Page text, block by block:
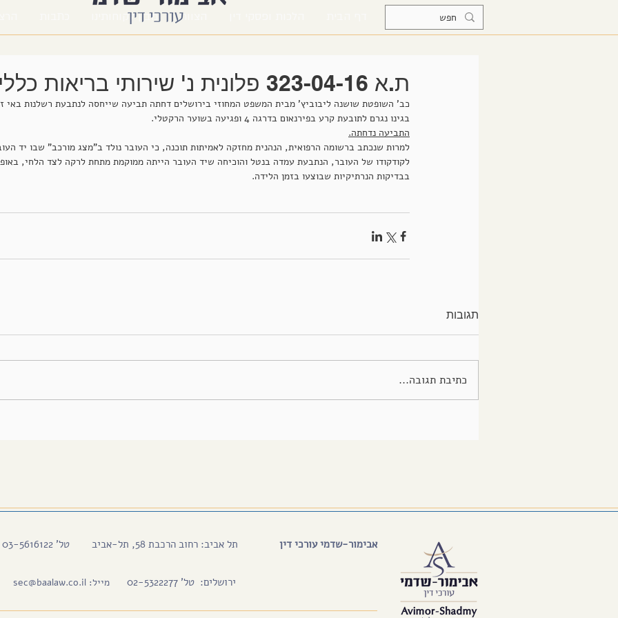
הצוות מבין לקוחותינו
ת.א 323-04-16 פלונית נ' שירותי בריאות כללית
כב' השופטת שושנה ליבוביץ' מבית המשפט המחוזי בירושלים דחתה תביעה שייחסה לנתבעת רשלנות באי
בגינו נגרם לתובעת קרע בפירנאום בדרגה 4 ופגיעה בשוער הרקטלי.
התביעה נדחתה.
למרות שנכתב ברשומה הרפואית, הנהנית מחזקה לאמיתות תוכנה, כי העובר נולד ב"מצג מורכב" שבו יד
לקודקודו של העובר, הנתבעת עמדה בנטל והוכיחה שיד העובר הייתה ממוקמת מתחת לרקה לצד הלחי,
בבדיקות הנרתיקיות שבוצעו בזמן הלידה.
תגובות
כתיבת תגובה...
טל' 03-5616122 תל אביב: רחוב הרכבת 58, תל-אביב אבימור-שדמי עורכי דין
ירושלים: טל' 02-5322277 מייל: sec@baalaw.co.il